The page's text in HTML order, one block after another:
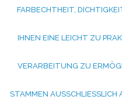
ARBECHTHEIT,
HNEN EINE LEICHT ZU
ERARBEITUNG ZU
TAMMEN AUSSCHLIESSLICH